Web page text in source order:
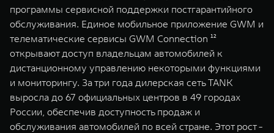
программы сервисной поддержки постгарантийного
обслуживания. Единое мобильное приложение GWM и
телематические сервисы GWM Connection ¹²
открывают доступ владельцам автомобилей к
дистанционному управлению некоторыми функциями
и мониторингу. За три года дилерская сеть TANK
выросла до 67 официальных центров в 49 городах
России, обеспечив доступность продаж и
обслуживания автомобилей по всей стране. Этот рост -